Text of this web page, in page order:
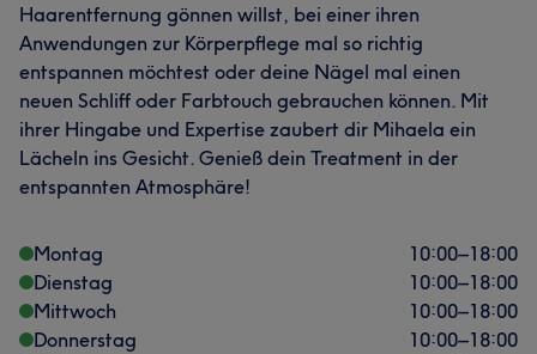
Haarentfernung gönnen willst, bei einer ihren
Anwendungen zur Körperpflege mal so richtig
entspannen möchtest oder deine Nägel mal einen
neuen Schliff oder Farbtouch gebrauchen können. Mit
ihrer Hingabe und Expertise zaubert dir Mihaela ein
Lächeln ins Gesicht. Genieß dein Treatment in der
entspannten Atmosphäre!
Montag 10:00–18:00
Dienstag
10:00–18:00
Mittwoch
10:00–18:00
Donnerstag
10:00–18:00